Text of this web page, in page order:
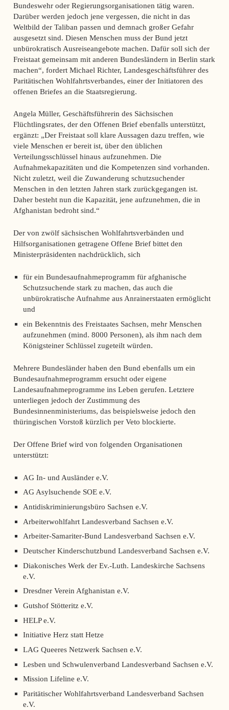
Bundeswehr oder Regierungsorganisationen tätig waren.
Darüber werden jedoch jene vergessen, die nicht in das
Weltbild der Taliban passen und demnach großer Gefahr
ausgesetzt sind. Diesen Menschen muss der Bund jetzt
unbürokratisch Ausreiseangebote machen. Dafür soll sich der
Freistaat gemeinsam mit anderen Bundesländern in Berlin stark
machen“, fordert Michael Richter, Landesgeschäftsführer des
Paritätischen Wohlfahrtsverbandes, einer der Initiatoren des
offenen Briefes an die Staatsregierung.
Angela Müller, Geschäftsführerin des Sächsischen
Flüchtlingsrates, der den Offenen Brief ebenfalls unterstützt,
ergänzt: „Der Freistaat soll klare Aussagen dazu treffen, wie
viele Menschen er bereit ist, über den üblichen
Verteilungsschlüssel hinaus aufzunehmen. Die
Aufnahmekapazitäten und die Kompetenzen sind vorhanden.
Nicht zuletzt, weil die Zuwanderung schutzsuchender
Menschen in den letzten Jahren stark zurückgegangen ist.
Daher besteht nun die Kapazität, jene aufzunehmen, die in
Afghanistan bedroht sind.“
Der von zwölf sächsischen Wohlfahrtsverbänden und
Hilfsorganisationen getragene Offene Brief bittet den
Ministerpräsidenten nachdrücklich, sich
für ein Bundesaufnahmeprogramm für afghanische
Schutzsuchende stark zu machen, das auch die
unbürokratische Aufnahme aus Anrainerstaaten ermöglicht
und
ein Bekenntnis des Freistaates Sachsen, mehr Menschen
aufzunehmen (mind. 8000 Personen), als ihm nach dem
Königsteiner Schlüssel zugeteilt würden.
Mehrere Bundesländer haben den Bund ebenfalls um ein
Bundesaufnahmeprogramm ersucht oder eigene
Landesaufnahmeprogramme ins Leben gerufen. Letztere
unterliegen jedoch der Zustimmung des
Bundesinnenministeriums, das beispielsweise jedoch den
thüringischen Vorstoß kürzlich per Veto blockierte.
Der Offene Brief wird von folgenden Organisationen
unterstützt:
AG In- und Ausländer e.V.
AG Asylsuchende SOE e.V.
Antidiskriminierungsbüro Sachsen e.V.
Arbeiterwohlfahrt Landesverband Sachsen e.V.
Arbeiter-Samariter-Bund Landesverband Sachsen e.V.
Deutscher Kinderschutzbund Landesverband Sachsen e.V.
Diakonisches Werk der Ev.-Luth. Landeskirche Sachsens
e.V.
Dresdner Verein Afghanistan e.V.
Gutshof Stötteritz e.V.
HELP e.V.
Initiative Herz statt Hetze
LAG Queeres Netzwerk Sachsen e.V.
Lesben und Schwulenverband Landesverband Sachsen e.V.
Mission Lifeline e.V.
Paritätischer Wohlfahrtsverband Landesverband Sachsen
e.V.